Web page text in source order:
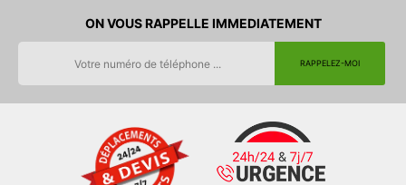
ON VOUS RAPPELLE IMMEDIATEMENT